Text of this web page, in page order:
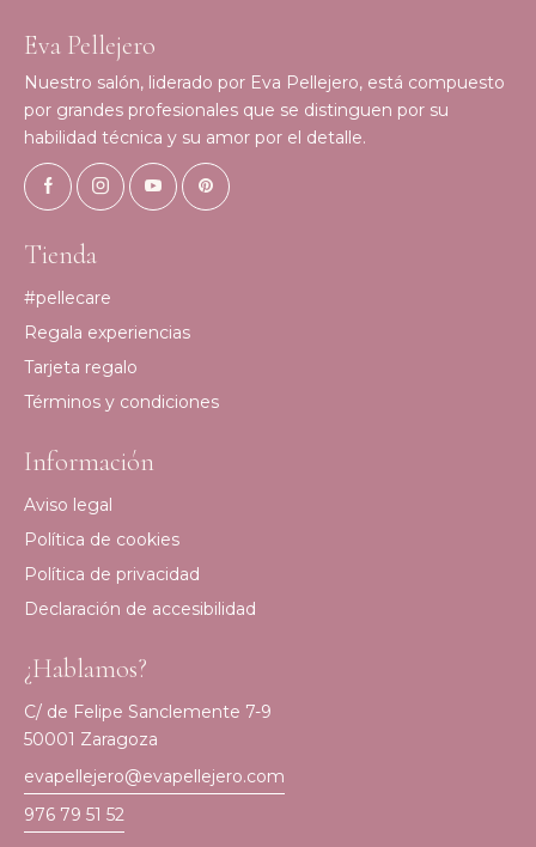
Eva Pellejero
Nuestro salón, liderado por Eva Pellejero, está compuesto
por grandes profesionales que se distinguen por su
habilidad técnica y su amor por el detalle.
Tienda
#pellecare
Regala experiencias
Tarjeta regalo
Términos y condiciones
Información
Aviso legal
Política de cookies
Política de privacidad
Declaración de accesibilidad
¿Hablamos?
C/ de Felipe Sanclemente 7-9
50001 Zaragoza
evapellejero@evapellejero.com
976 79 51 52